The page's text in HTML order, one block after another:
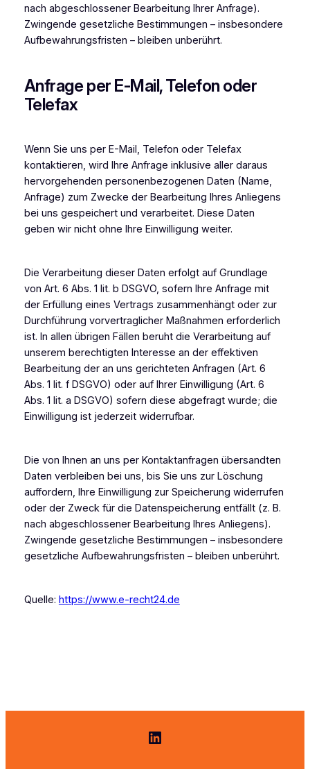
nach abgeschlossener Bearbeitung Ihrer Anfrage).
Zwingende gesetzliche Bestimmungen – insbesondere
Aufbewahrungsfristen – bleiben unberührt.
Anfrage per E-Mail, Telefon oder
Telefax
Wenn Sie uns per E-Mail, Telefon oder Telefax
kontaktieren, wird Ihre Anfrage inklusive aller daraus
hervorgehenden personenbezogenen Daten (Name,
Anfrage) zum Zwecke der Bearbeitung Ihres Anliegens
bei uns gespeichert und verarbeitet. Diese Daten
geben wir nicht ohne Ihre Einwilligung weiter.
Die Verarbeitung dieser Daten erfolgt auf Grundlage
von Art. 6 Abs. 1 lit. b DSGVO, sofern Ihre Anfrage mit
der Erfüllung eines Vertrags zusammenhängt oder zur
Durchführung vorvertraglicher Maßnahmen erforderlich
ist. In allen übrigen Fällen beruht die Verarbeitung auf
unserem berechtigten Interesse an der effektiven
Bearbeitung der an uns gerichteten Anfragen (Art. 6
Abs. 1 lit. f DSGVO) oder auf Ihrer Einwilligung (Art. 6
Abs. 1 lit. a DSGVO) sofern diese abgefragt wurde; die
Einwilligung ist jederzeit widerrufbar.
Die von Ihnen an uns per Kontaktanfragen übersandten
Daten verbleiben bei uns, bis Sie uns zur Löschung
auffordern, Ihre Einwilligung zur Speicherung widerrufen
oder der Zweck für die Datenspeicherung entfällt (z. B.
nach abgeschlossener Bearbeitung Ihres Anliegens).
Zwingende gesetzliche Bestimmungen – insbesondere
gesetzliche Aufbewahrungsfristen – bleiben unberührt.
Quelle: https://www.e-recht24.de
LinkedIn